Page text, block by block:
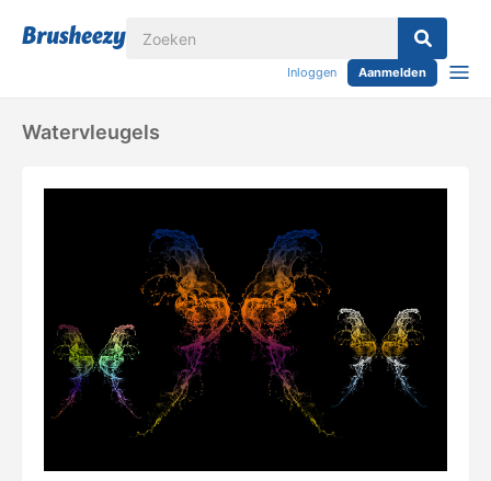
Inloggen Aanmelden
Watervleugels